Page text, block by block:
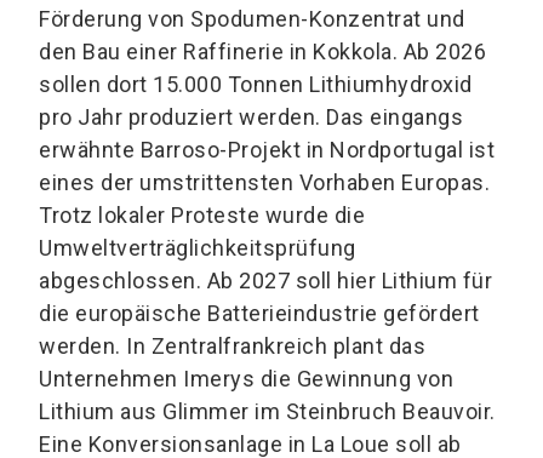
Förderung von Spodumen-Konzentrat und
den Bau einer Raffinerie in Kokkola. Ab 2026
sollen dort 15.000 Tonnen Lithiumhydroxid
pro Jahr produziert werden. Das eingangs
erwähnte Barroso-Projekt in Nordportugal ist
eines der umstrittensten Vorhaben Europas.
Trotz lokaler Proteste wurde die
Umweltverträglichkeitsprüfung
abgeschlossen. Ab 2027 soll hier Lithium für
die europäische Batterieindustrie gefördert
werden. In Zentralfrankreich plant das
Unternehmen Imerys die Gewinnung von
Lithium aus Glimmer im Steinbruch Beauvoir.
Eine Konversionsanlage in La Loue soll ab